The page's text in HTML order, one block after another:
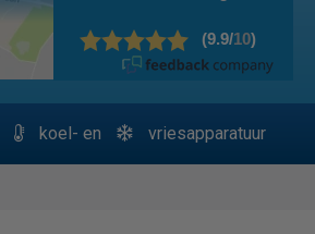
koel- en vriesapparatuur